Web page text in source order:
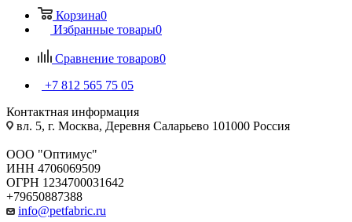
Корзина0
Избранные товары0
Сравнение товаров0
+7 812 565 75 05
Контактная информация
вл. 5, г. Москва, Деревня Саларьево 101000 Россия
ООО "Оптимус"
ИНН 4706069509
ОГРН 1234700031642
+79650887388
info@petfabric.ru